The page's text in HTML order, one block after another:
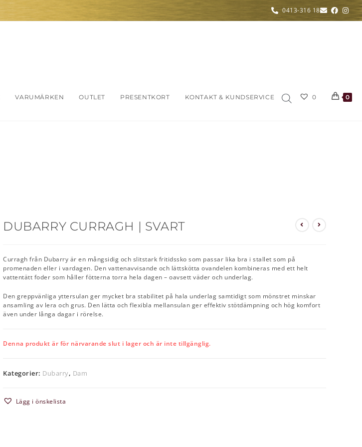
0413-316 18
VARUMÄRKEN OUTLET PRESENTKORT KONTAKT & KUNDSERVICE 0 0
DUBARRY CURRAGH | SVART
Curragh från Dubarry är en mångsidig och slitstark fritidssko som passar lika bra i stallet som på
promenaden eller i vardagen. Den vattenavvisande och lättskötta ovandelen kombineras med ett helt
vattentätt foder som håller fötterna torra hela dagen – oavsett väder och underlag.
Den greppvänliga yttersulan ger mycket bra stabilitet på hala underlag samtidigt som mönstret minskar
ansamling av lera och grus. Den lätta och flexibla mellansulan ger effektiv stötdämpning och hög komfort
även under långa dagar i rörelse.
Denna produkt är för närvarande slut i lager och är inte tillgänglig.
Kategorier: Dubarry, Dam
Lägg i önskelista